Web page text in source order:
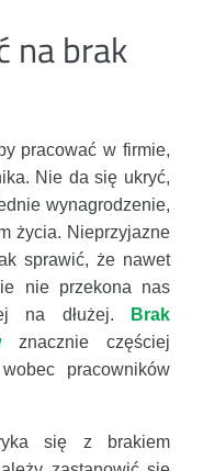
na brak
pracować w firmie,
Nie da się ukryć,
wynagrodzenie,
życia. Nieprzyjazne
sprawić, że nawet
nie przekona nas
na dłużej.
Brak
znacznie częściej
pracowników
się z brakiem